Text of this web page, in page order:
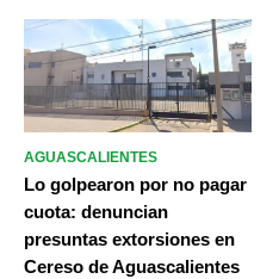
AGUASCALIENTES
Lo golpearon por no pagar
cuota: denuncian
presuntas extorsiones en
Cereso de Aguascalientes